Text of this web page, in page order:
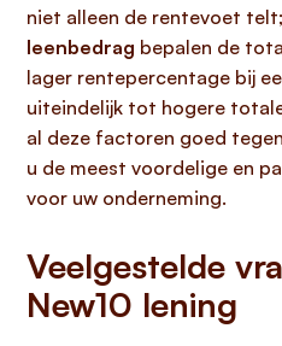
niet alleen de rentevoet
leenbedrag bepalen de
lager rentepercentage bij
uiteindelijk tot hogere
al deze factoren goed
u de meest voordelige en
voor uw onderneming.
Veelgestelde
New10 lening